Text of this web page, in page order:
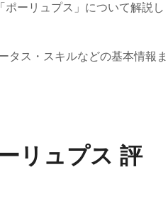
ーリュプス」について解説し
タス・スキルなどの基本情報ま
リュプス 評